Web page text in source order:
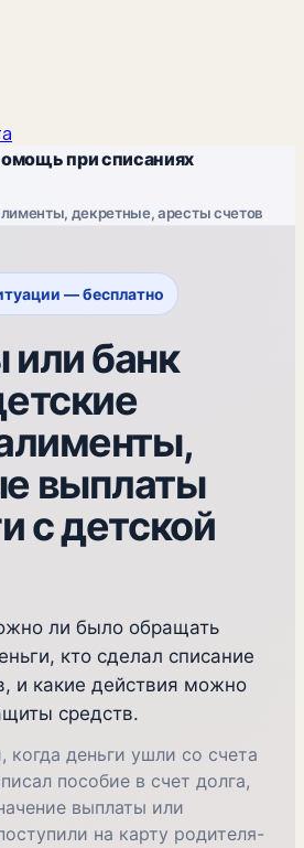
при списаниях
декретные, аресты счетов
— бесплатно
банк
выплаты
с детской
ли было обращать
кто сделал списание
и какие действия можно
средств.
когда деньги ушли со счета
пособие в счет долга,
выплаты или
на карту родителя-